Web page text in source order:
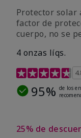
Protector solar
factor de
cuerpo, no se
4 onzas líqs.
Calificación de
95% de los
25% de